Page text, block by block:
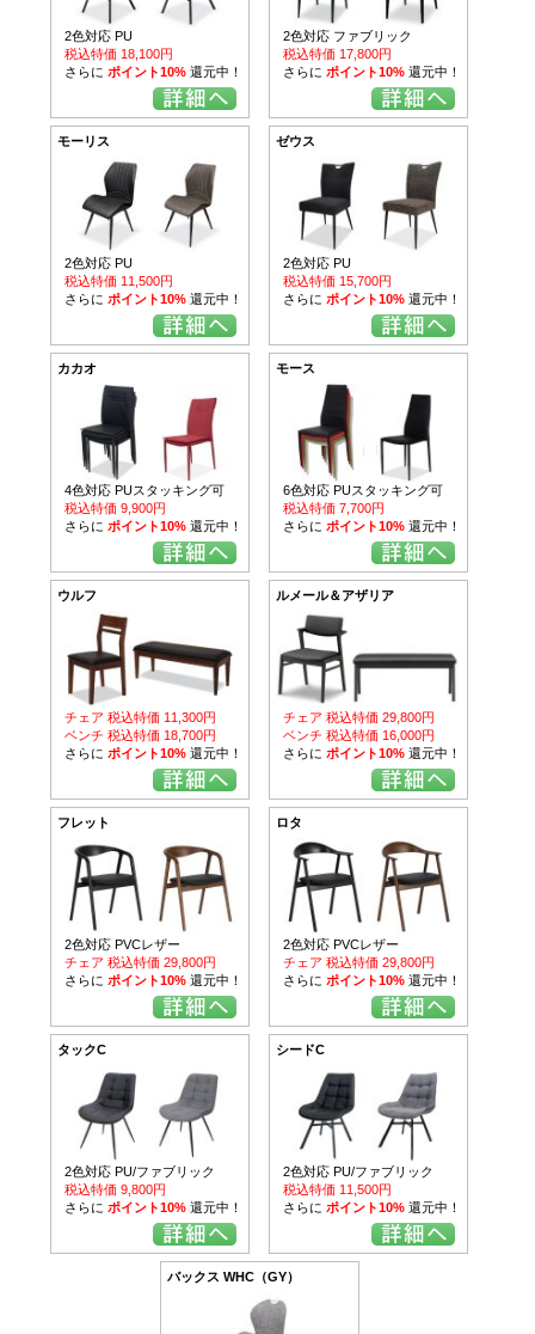
2色対応 PU
税込特価 18,100円
さらに ポイント10% 還元中！
2色対応 ファブリック
税込特価 17,800円
さらに ポイント10% 還元中！
モーリス
2色対応 PU
税込特価 11,500円
さらに ポイント10% 還元中！
ゼウス
2色対応 PU
税込特価 15,700円
さらに ポイント10% 還元中！
カカオ
4色対応 PUスタッキング可
税込特価 9,900円
さらに ポイント10% 還元中！
モース
6色対応 PUスタッキング可
税込特価 7,700円
さらに ポイント10% 還元中！
ウルフ
チェア 税込特価 11,300円
ベンチ 税込特価 18,700円
さらに ポイント10% 還元中！
ルメール＆アザリア
チェア 税込特価 29,800円
ベンチ 税込特価 16,000円
さらに ポイント10% 還元中！
フレット
2色対応 PVCレザー
チェア 税込特価 29,800円
さらに ポイント10% 還元中！
ロタ
2色対応 PVCレザー
チェア 税込特価 29,800円
さらに ポイント10% 還元中！
タックC
2色対応 PU/ファブリック
税込特価 9,800円
さらに ポイント10% 還元中！
シードC
2色対応 PU/ファブリック
税込特価 11,500円
さらに ポイント10% 還元中！
バックス WHC（GY）